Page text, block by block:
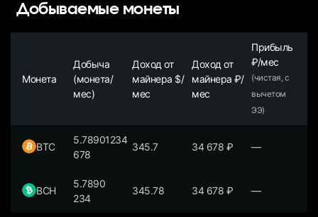
Добываемые монеты
Монета
Добыча
(монета/
мес)
Доход от
майнера $/
мес
Доход от
майнера ₽/
мес
Прибыль
₽/мес
(чистая, с
вычетом
ЭЭ)
BTC
5.78901234
678
345.7 34 678 ₽ —
BCH
5.7890
234
345.78 34 678 ₽ —